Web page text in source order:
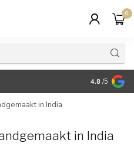
0
4.8 /5
in India
in India